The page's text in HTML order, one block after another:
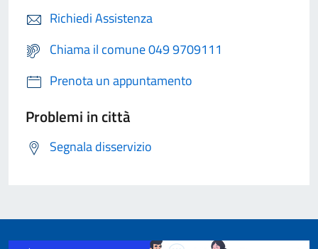
Richiedi Assistenza
Chiama il comune 049 9709111
Prenota un appuntamento
Problemi in città
Segnala disservizio